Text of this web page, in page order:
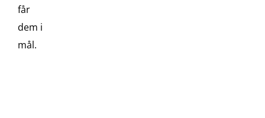
får
dem i
mål.